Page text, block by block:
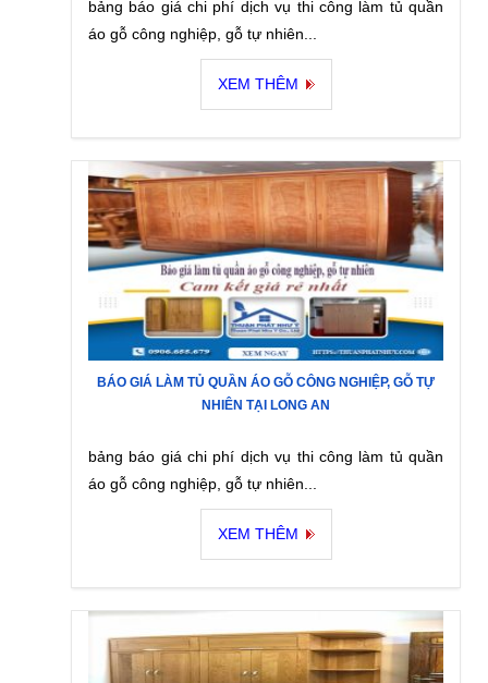
bảng báo giá chi phí dịch vụ thi công làm tủ quần
áo gỗ công nghiệp, gỗ tự nhiên...
XEM THÊM
BÁO GIÁ LÀM TỦ QUẦN ÁO GỖ CÔNG NGHIỆP, GỖ TỰ
NHIÊN TẠI LONG AN
bảng báo giá chi phí dịch vụ thi công làm tủ quần
áo gỗ công nghiệp, gỗ tự nhiên...
XEM THÊM